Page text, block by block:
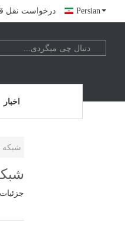
درخواست نقل Persian
اخبار
شبکه